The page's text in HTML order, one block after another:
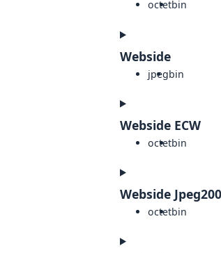
octetbin
Webside
jpegbin
Webside ECW
octetbin
Webside
octetbin